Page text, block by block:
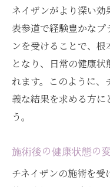
ネイザンがより深い効
表参道で経験豊かなプ
ンを受けることで、
となり、日常の健康
れます。このように、
義な結果を求める方に
う。
施術後の健康状態の
チネイザンの施術を受